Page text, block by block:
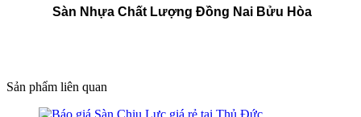
Sàn Nhựa Chất Lượng Đồng Nai Bửu Hòa
Sản phẩm liên quan